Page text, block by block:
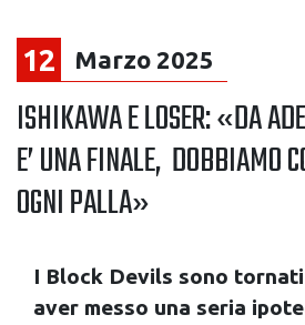
12 Marzo 2025
ISHIKAWA E LOSER: «DA
E’ UNA FINALE, DOBBIAMO
OGNI PALLA»
I Block Devils sono
aver messo una seria